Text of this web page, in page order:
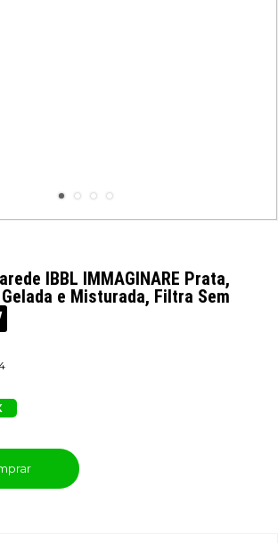
IBBL IMMAGINARE Prata,
e Misturada, Filtra Sem